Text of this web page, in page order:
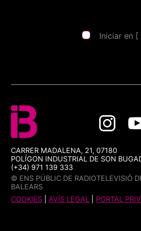
Iniciar en [
CARRER MADALENA, 21, 07180
POLÍGON INDUSTRIAL DE SON
(+34) 971 139 333
© ENS PÚBLIC DE RADIOTELEVISIÓ
BALEARS
COOKIES |AVÍS LEGAL PORTAL